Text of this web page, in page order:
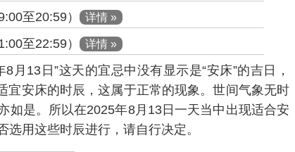
至20:59） 详情 »
至22:59） 详情 »
8月13日”这天的宜忌中没有显示是“安床”的吉日，
宜安床的时辰，这属于正常的现象。世间气象无时
如是。所以在2025年8月13日一天当中出现适合安
选用这些时辰进行，请自行决定。